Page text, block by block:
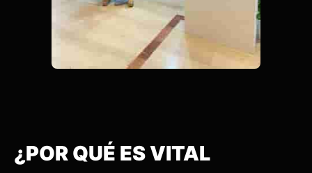
¿POR QUÉ ES VITAL